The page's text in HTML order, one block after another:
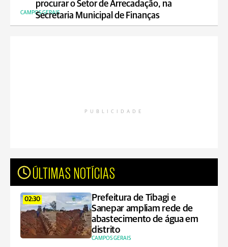
procurar o Setor de Arrecadação, na
Secretaria Municipal de Finanças
CAMPOS GERAIS
PUBLICIDADE
ÚLTIMAS NOTÍCIAS
02:30
Prefeitura de Tibagi e
Sanepar ampliam rede de
abastecimento de água em
distrito
CAMPOS GERAIS